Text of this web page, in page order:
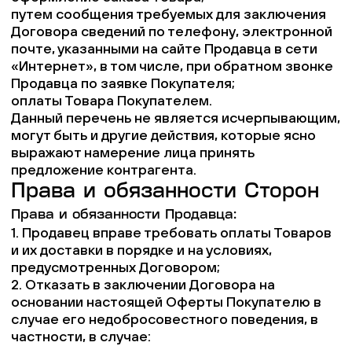
путем сообщения требуемых для заключения
Договора сведений по телефону, электронной
почте, указанными на сайте Продавца в сети
«Интернет», в том числе, при обратном звонке
Продавца по заявке Покупателя;
оплаты Товара Покупателем.
Данный перечень не является исчерпывающим,
могут быть и другие действия, которые ясно
выражают намерение лица принять
предложение контрагента.
Права и обязанности Сторон
Права и обязанности Продавца:
1. Продавец вправе требовать оплаты Товаров
и их доставки в порядке и на условиях,
предусмотренных Договором;
2. Отказать в заключении Договора на
основании настоящей Оферты Покупателю в
случае его недобросовестного поведения, в
частности, в случае: